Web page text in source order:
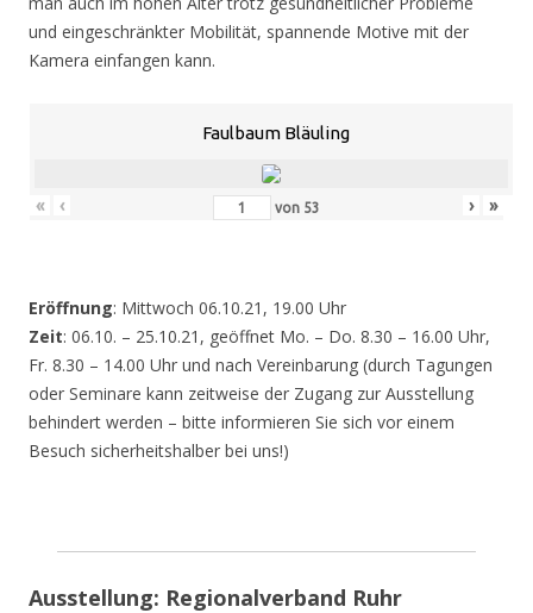
und eingeschränkter Mobilität, spannende Motive mit der
Kamera einfangen kann.
Faulbaum Bläuling
« ‹ von 53 › »
Eröffnung: Mittwoch 06.10.21, 19.00 Uhr
Zeit: 06.10. – 25.10.21, geöffnet Mo. – Do. 8.30 – 16.00 Uhr,
Fr. 8.30 – 14.00 Uhr und nach Vereinbarung (durch Tagungen
oder Seminare kann zeitweise der Zugang zur Ausstellung
behindert werden – bitte informieren Sie sich vor einem
Besuch sicherheitshalber bei uns!)
Ausstellung: Regionalverband Ruhr